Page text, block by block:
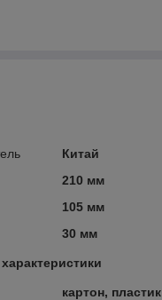
Китай
210 мм
105 мм
30 мм
картон, пластик